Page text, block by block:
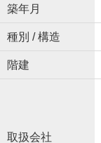
築年月
種別 / 構造
階建
取扱会社